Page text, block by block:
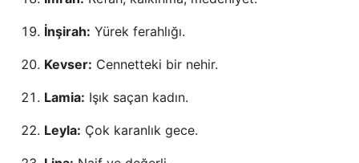
İnşirah: Yürek ferahlığı.
Kevser: Cennetteki bir nehir.
Lamia: Işık saçan kadın.
Leyla: Çok karanlık gece.